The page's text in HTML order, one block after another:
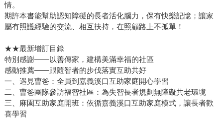
情。
期許本書能幫助認知障礙的長者活化腦力，保有快樂記憶；讓家
屬有照護經驗的交流、相互扶持，在照顧路上不孤單！
★★最新增訂目錄
特別感謝——以善傳家，建構美滿幸福的社區
感動推薦——跟隨智者的步伐落實互助共好
一、遇見曹爸：全員到嘉義溪口互助家庭開心學習
二、曹爸團隊參訪福智社區：為失智長者規劃無障礙共老環境
三、麻園互助家庭開班：依循嘉義溪口互助家庭模式，讓長者歡
喜學習